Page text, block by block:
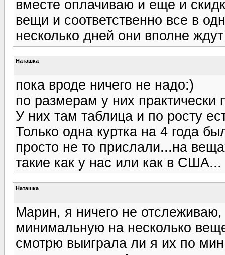
вместе оплачиваю и еще и
вещи и соответственно все в
несколько дней они вполне
Наташка
пока вроде ничего не надо:)
по размерам у них практически
У них там таблица и по росту
Только одна куртка на 4 года
просто не то прислали...на
такие как у нас или как в США...
Наташка
Марин, я ничего не
минимальную на несколько
смотрю выиграла ли я их по